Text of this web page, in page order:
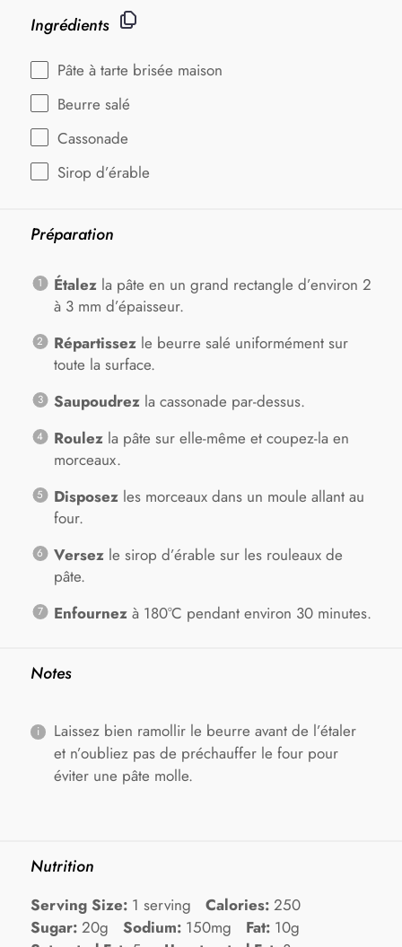
Ingrédients
Pâte à tarte brisée maison
Beurre salé
Cassonade
Sirop d’érable
Préparation
Étalezla pâte en un grand rectangle d’environ 2
à 3 mm d’épaisseur.
Répartissezle beurre salé uniformément sur
toute la surface.
Saupoudrezla cassonade par-dessus.
Roulezla pâte sur elle-même et coupez-la en
morceaux.
Disposezles morceaux dans un moule allant au
four.
Versezle sirop d’érable sur les rouleaux de
pâte.
Enfournezà 180°C pendant environ 30 minutes.
Notes
Laissez bien ramollir le beurre avant de l’étaler
et n’oubliez pas de préchauffer le four pour
éviter une pâte molle.
Nutrition
Serving Size: 1 serving Calories: 250
Sugar: 20g Sodium: 150mg Fat: 10g